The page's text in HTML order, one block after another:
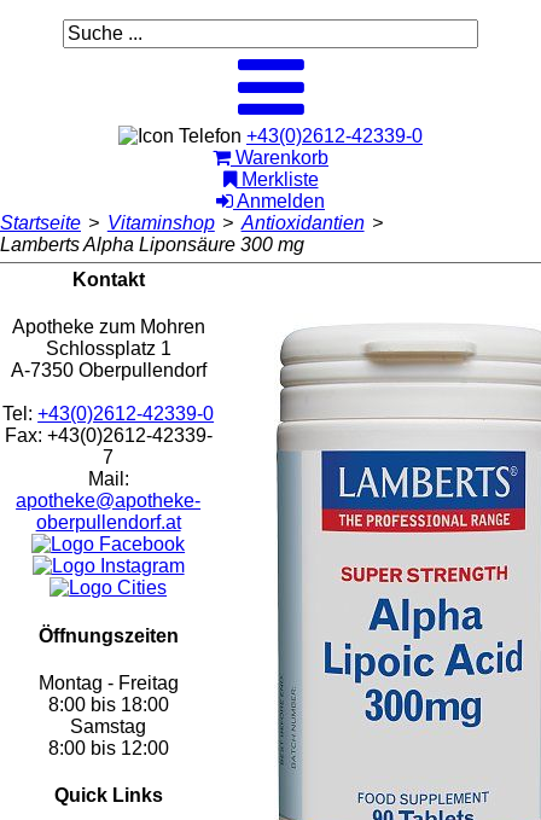
+43(0)2612-42339-0
Warenkorb
Merkliste
Anmelden
Startseite > Vitaminshop > Antioxidantien >
Lamberts Alpha Liponsäure 300 mg
Kontakt
Apotheke zum Mohren
Schlossplatz 1
A-7350 Oberpullendorf
Tel:+43(0)2612-42339-0
Fax: +43(0)2612-42339-
7
Mail:
apotheke@apotheke-
oberpullendorf.at
Öffnungszeiten
Montag - Freitag
8:00 bis 18:00
Samstag
8:00 bis 12:00
Quick Links